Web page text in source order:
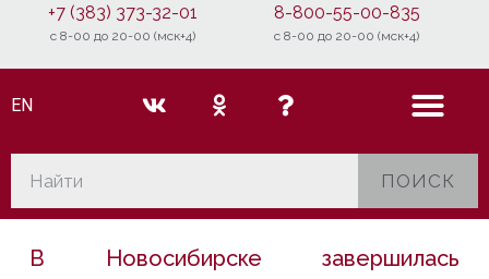
+7 (383) 373-32-01
c 8-00 до 20-00 (мск+4)
8-800-55-00-835
c 8-00 до 20-00 (мск+4)
EN
ПОИСК
В Новосибирске завершилась